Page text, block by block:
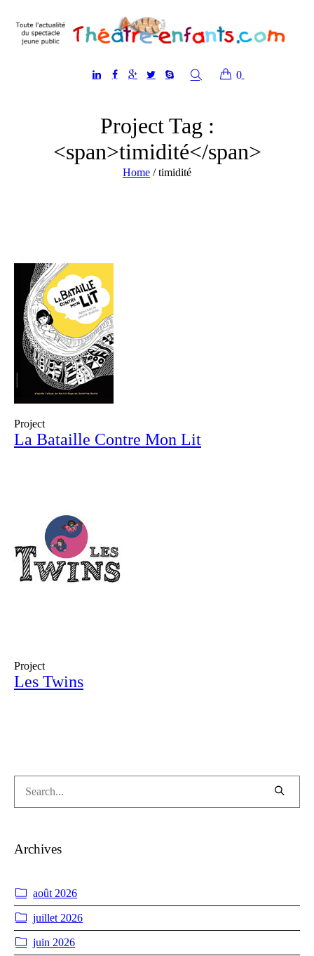
0
Project Tag :
<span>timidité</span>
Home /timidité
Project
La Bataille Contre Mon Lit
Project
Les Twins
Archives
août 2026
juillet 2026
juin 2026